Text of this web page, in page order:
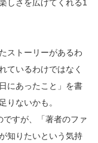
しさを広げてくれる1
ストーリーがあるわ
ているわけではなく
にあったこと」を書
りないかも。
すが、「著者のファ
知りたいという気持